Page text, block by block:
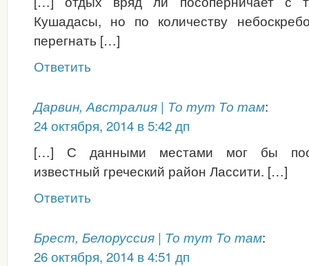
Кушадасы, но по количеству
перегнать […]
Ответить
Дарвин, Австралия | То тут То там:
24 октября, 2014 в 5:42 дп
[…] С данными местами мог бы
известный греческий район Лассити. […]
Ответить
Брест, Белоруссия | То тут То там:
26 октября, 2014 в 4:51 дп